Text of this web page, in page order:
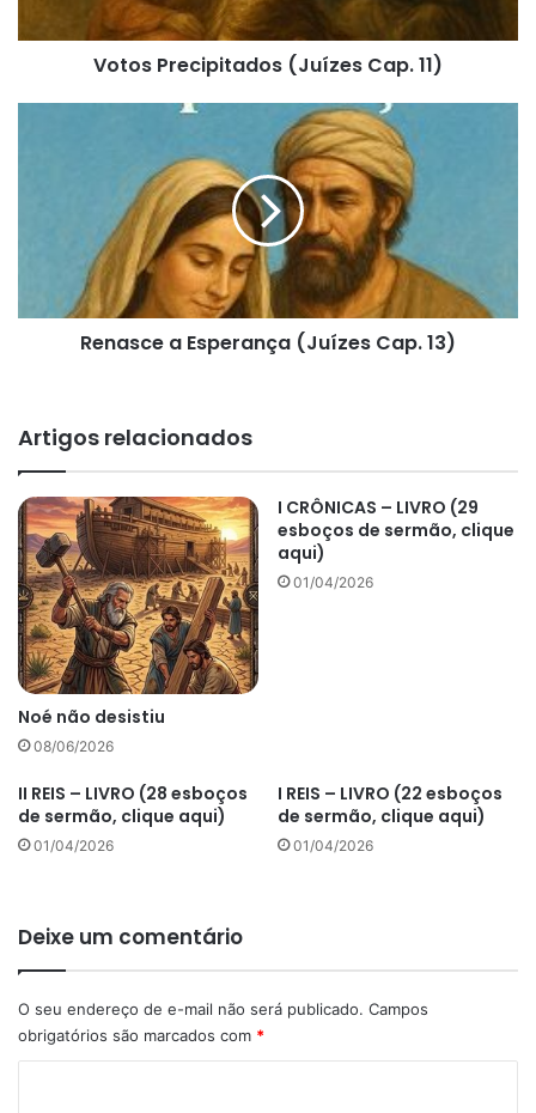
Votos Precipitados (Juízes Cap. 11)
Renasce a Esperança (Juízes Cap. 13)
Artigos relacionados
Noé não desistiu
08/06/2026
I CRÔNICAS – LIVRO (29
esboços de sermão, clique
aqui)
01/04/2026
II REIS – LIVRO (28 esboços
de sermão, clique aqui)
01/04/2026
I REIS – LIVRO (22 esboços
de sermão, clique aqui)
01/04/2026
Deixe um comentário
O seu endereço de e-mail não será publicado. Campos
obrigatórios são marcados com *